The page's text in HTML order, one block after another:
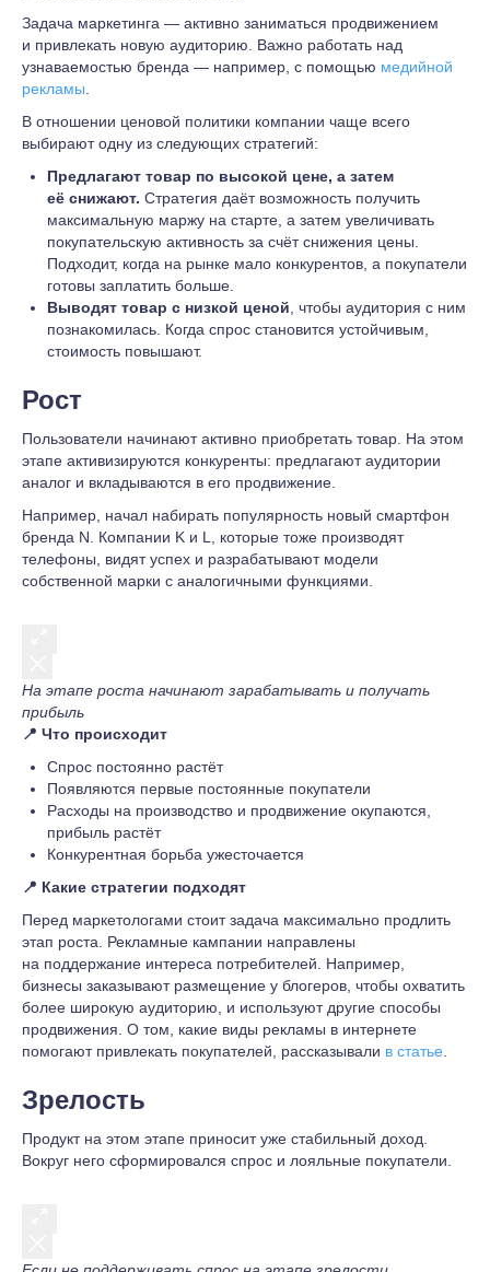
Задача маркетинга — активно заниматься продвижением
и привлекать новую аудиторию. Важно работать над
узнаваемостью бренда — например, с помощью медийной
рекламы
В отношении ценовой политики компании чаще всего
выбирают одну из следующих стратегий:
Предлагают товар по высокой цене, а затем
её снижают. Стратегия даёт возможность получить
максимальную маржу на старте, а затем увеличивать
покупательскую активность за счёт снижения цены.
Подходит, когда на рынке мало конкурентов, а покупатели
готовы заплатить больше.
Выводят товар с низкой ценой , чтобы аудитория с ним
познакомилась. Когда спрос становится устойчивым,
стоимость повышают.
Рост
Пользователи начинают активно приобретать товар. На этом
этапе активизируются конкуренты: предлагают аудитории
аналог и вкладываются в его продвижение.
Например, начал набирать популярность новый смартфон
бренда N. Компании K и L, которые тоже производят
телефоны, видят успех и разрабатывают модели
собственной марки с аналогичными функциями.
На этапе роста начинают зарабатывать и получать
прибыль
📍 Что происходит
Спрос постоянно растёт
Появляются первые постоянные покупатели
Расходы на производство и продвижение окупаются,
прибыль растёт
Конкурентная борьба ужесточается
📍 Какие стратегии подходят
Перед маркетологами стоит задача максимально продлить
этап роста. Рекламные кампании направлены
на поддержание интереса потребителей. Например,
бизнесы заказывают размещение у блогеров, чтобы охватить
более широкую аудиторию, и используют другие способы
продвижения. О том, какие виды рекламы в интернете
помогают привлекать покупателей, рассказывали в статье
Зрелость
Продукт на этом этапе приносит уже стабильный доход.
Вокруг него сформировался спрос и лояльные покупатели.